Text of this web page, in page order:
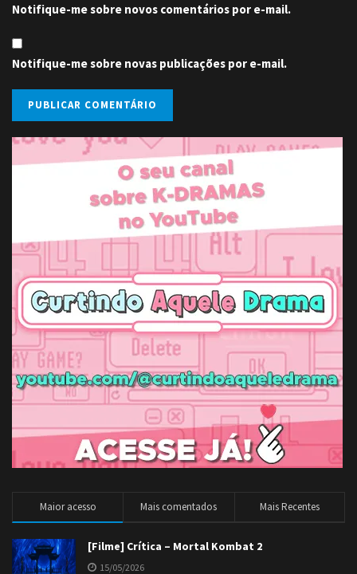
Notifique-me sobre novos comentários por e-mail.
Notifique-me sobre novas publicações por e-mail.
Maior acesso Mais comentados Mais Recentes
[Filme] Crítica – Mortal Kombat 2
15/05/2026